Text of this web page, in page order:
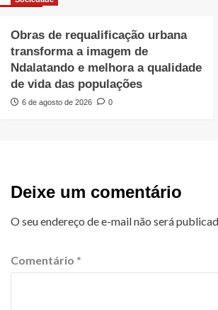
Obras de requalificação urbana
transforma a imagem de
Ndalatando e melhora a qualidade
de vida das populações
6 de agosto de 2026 0
Deixe um comentário
O seu endereço de e-mail não será
Comentário *